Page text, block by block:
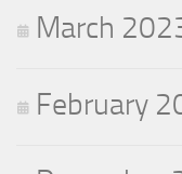
March
February